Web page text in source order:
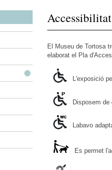
Accessibilitat
El Museu de Tortosa
elaborat el Pla
L'exposició
Disposem de
Labavo
Es permet